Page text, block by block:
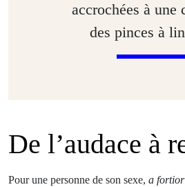
accrochées à une
des pinces à
De l’audace à
Pour une personne de son sexe, a